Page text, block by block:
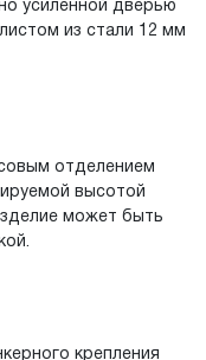
усиленной дверью
из стали 12 мм
отделением
высотой
может быть
крепления